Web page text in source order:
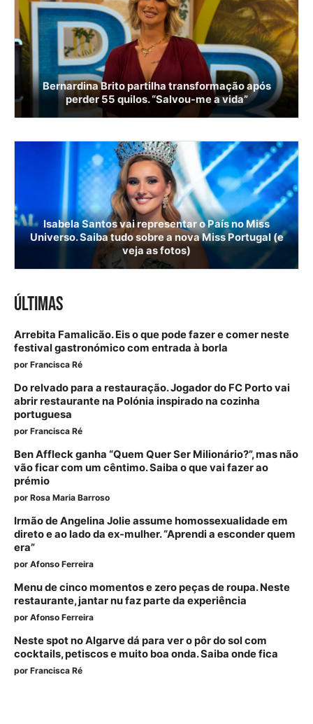
Bernardina Brito partilha transformação após
perder 55 quilos. “Salvou-me a vida”
Isabela Santos vai representar o País no Miss
Universo. Saiba tudo sobre a nova Miss Portugal (e
veja as fotos)
ÚLTIMAS
Arrebita Famalicão. Eis o que pode fazer e comer neste
festival gastronómico com entrada à borla
por Francisca Ré
Do relvado para a restauração. Jogador do FC Porto vai
abrir restaurante na Polónia inspirado na cozinha
portuguesa
por Francisca Ré
Ben Affleck ganha “Quem Quer Ser Milionário?”, mas não
vão ficar com um cêntimo. Saiba o que vai fazer ao
prémio
por Rosa Maria Barroso
Irmão de Angelina Jolie assume homossexualidade em
direto e ao lado da ex-mulher. “Aprendi a esconder quem
era”
por Afonso Ferreira
Menu de cinco momentos e zero peças de roupa. Neste
restaurante, jantar nu faz parte da experiência
por Afonso Ferreira
Neste spot no Algarve dá para ver o pôr do sol com
cocktails, petiscos e muito boa onda. Saiba onde fica
por Francisca Ré